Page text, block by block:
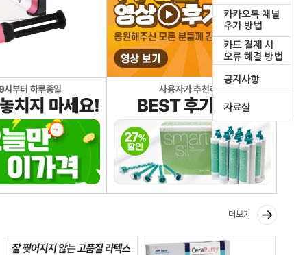
카카오톡 채널
추가 방법
카드 결제 시
오류 해결 방법
공지사항
자료실
더보기